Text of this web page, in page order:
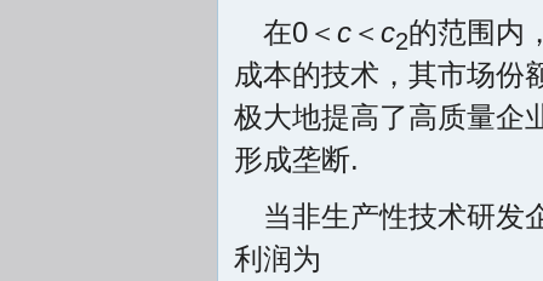
在0＜ c ＜ c2的范围内
成本的技术，其市场份
极大地提高了高质量企
形成垄断.
当非生产性技术研发
利润为